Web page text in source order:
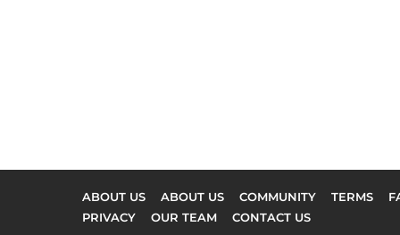
ABOUT US ABOUT US COMMUNITY TERMS
PRIVACY
OUR TEAM CONTACT US